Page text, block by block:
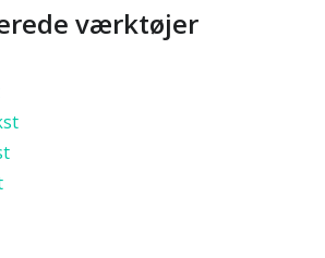
værktøjer